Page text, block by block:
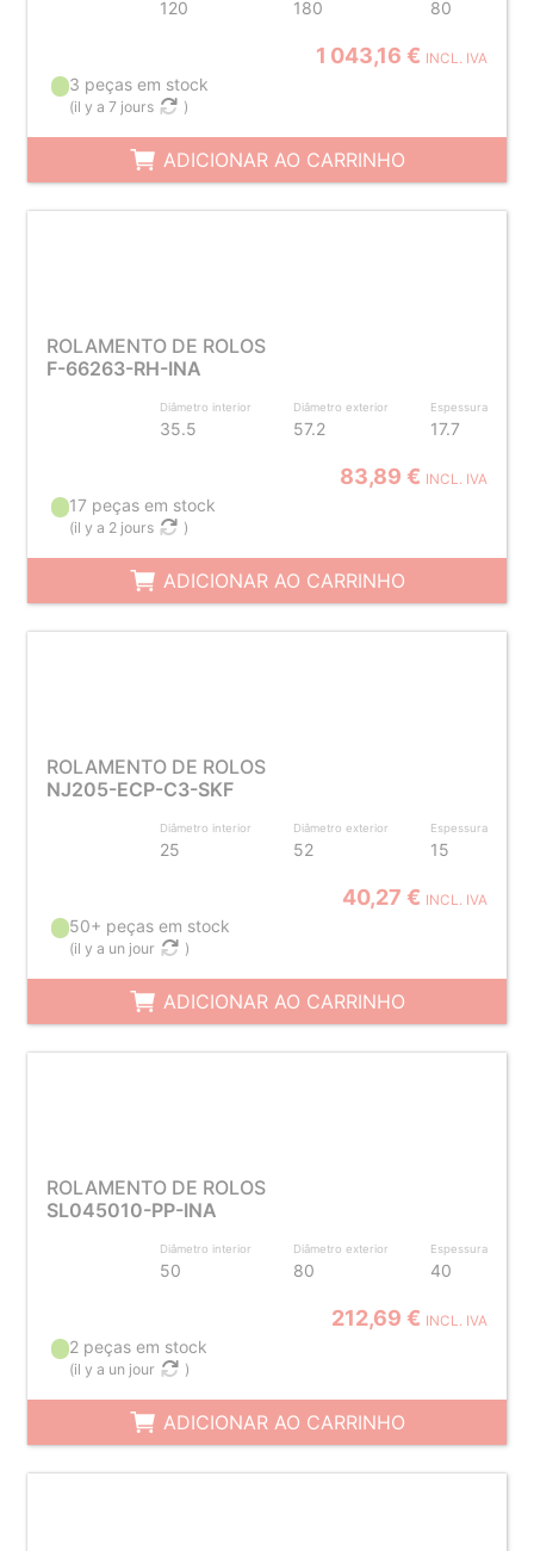
120 180 80
1 043,16 € INCL. IVA
3 peças em stock
(il y a 7 jours )
ADICIONAR AO CARRINHO
ROLAMENTO DE ROLOS
F-66263-RH-INA
Diâmetro interior
35.5
Diâmetro exterior
57.2
Espessura
17.7
83,89 € INCL. IVA
17 peças em stock
(il y a 2 jours )
ADICIONAR AO CARRINHO
ROLAMENTO DE ROLOS
NJ205-ECP-C3-SKF
Diâmetro interior
25
Diâmetro exterior
52
Espessura
15
40,27 € INCL. IVA
50+ peças em stock
(il y a un jour )
ADICIONAR AO CARRINHO
ROLAMENTO DE ROLOS
SL045010-PP-INA
Diâmetro interior
50
Diâmetro exterior
80
Espessura
40
212,69 € INCL. IVA
2 peças em stock
(il y a un jour )
ADICIONAR AO CARRINHO